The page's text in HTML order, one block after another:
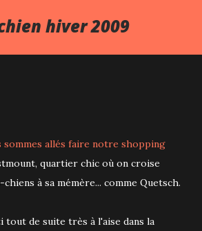
hiver 2009
sommes allés faire notre shopping
quartier chic où on croise
à sa mémère... comme Quetsch.
tout de suite très à l'aise dans la